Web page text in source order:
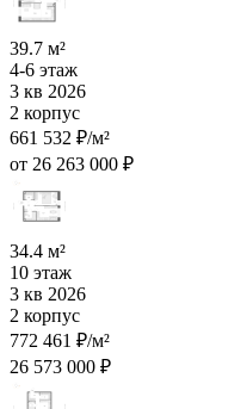
39.7 м²
4-6 этаж
3 кв 2026
2 корпус
661 532 ₽/м²
от 26 263 000 ₽
34.4 м²
10 этаж
3 кв 2026
2 корпус
772 461 ₽/м²
26 573 000 ₽